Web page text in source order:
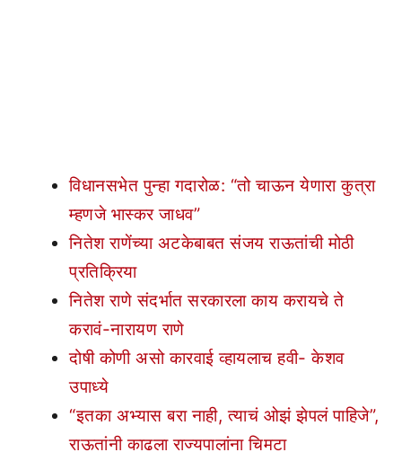
विधानसभेत पुन्हा गदारोळ: “तो चाऊन येणारा कुत्रा
म्हणजे भास्कर जाधव”
नितेश राणेंच्या अटकेबाबत संजय राऊतांची मोठी
प्रतिक्रिया
नितेश राणे संदर्भात सरकारला काय करायचे ते
करावं-नारायण राणे
दोषी कोणी असो कारवाई व्हायलाच हवी- केशव
उपाध्ये
“इतका अभ्यास बरा नाही, त्याचं ओझं झेपलं पाहिजे”,
राऊतांनी काढला राज्यपालांना चिमटा